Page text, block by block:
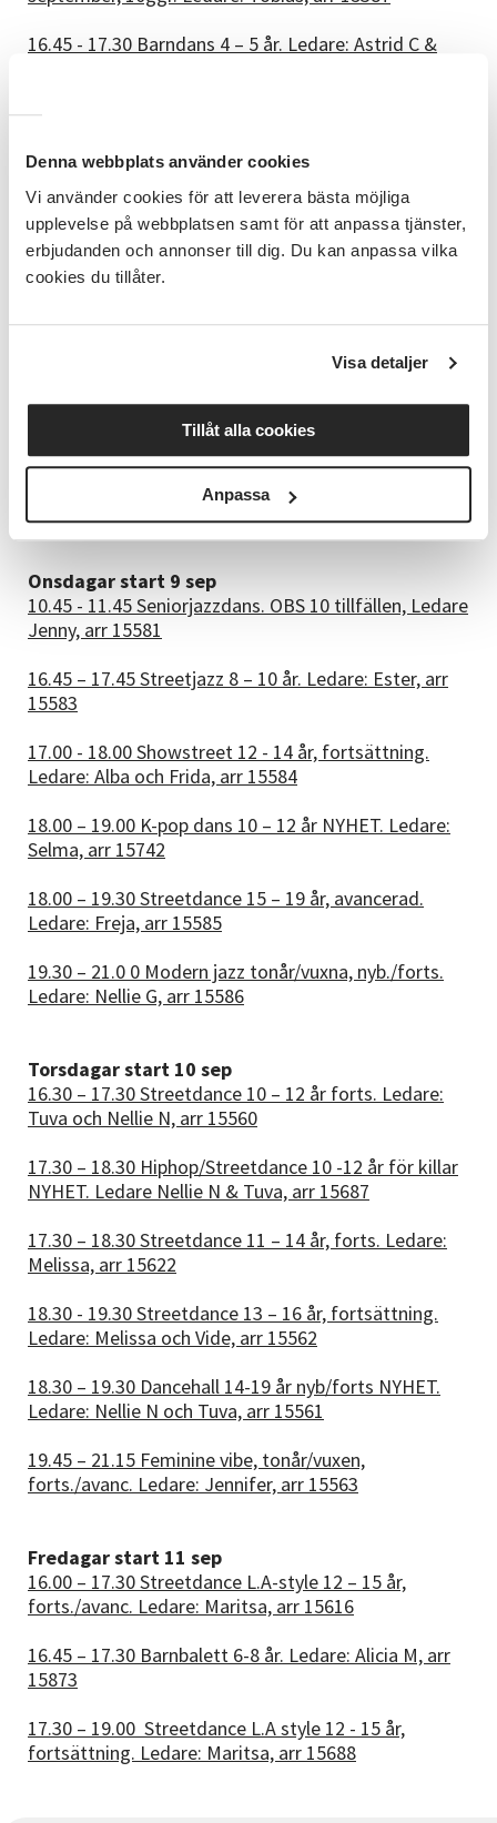
Denna webbplats använder cookies
Vi använder cookies för att leverera bästa möjliga
upplevelse på webbplatsen samt för att anpassa tjänster,
erbjudanden och annonser till dig. Du kan anpassa vilka
cookies du tillåter.
Visa detaljer
Tillåt alla cookies
Anpassa
16.45 - 17.30 Barndans 4 – 5 år. Ledare: Astrid C &
17.00 – 18.00 Hiphop/Streetdance 7 – 9 år för killar
17.30 - 18.15 Showkids 6 - 7 år (barndans). Ledare:
Agnes och Milia, arr 15680
18.15 - 19.15 Showjazz 8 - 10 år, forts. Ledare: Tuva
och Nellie, arr 15577
19.30 – 20.30 Dance Fusion nyb./forts. Vuxna. Ledare
Hanna Klang, arr 15580
19.30 - 20.30 Hiphop 14 - 19 år, nyb. NYHET Ledare:
Astrid C och Livia, arr 15999
Onsdagar start 9 sep
10.45 - 11.45 Seniorjazzdans. OBS 10 tillfällen, Ledare
Jenny, arr 15581
16.45 – 17.45 Streetjazz 8 – 10 år. Ledare: Ester, arr
15583
17.00 - 18.00 Showstreet 12 - 14 år, fortsättning.
Ledare: Alba och Frida, arr 15584
18.00 – 19.00 K-pop dans 10 – 12 år NYHET. Ledare:
Selma, arr 15742
18.00 – 19.30 Streetdance 15 – 19 år, avancerad.
Ledare: Freja, arr 15585
19.30 – 21.0 0 Modern jazz tonår/vuxna, nyb./forts.
Ledare: Nellie G, arr 15586
Torsdagar start 10 sep
16.30 – 17.30 Streetdance 10 – 12 år forts. Ledare:
Tuva och Nellie N, arr 15560
17.30 – 18.30 Hiphop/Streetdance 10 -12 år för killar
NYHET. Ledare Nellie N & Tuva, arr 15687
17.30 – 18.30 Streetdance 11 – 14 år, forts. Ledare:
Melissa, arr 15622
18.30 - 19.30 Streetdance 13 – 16 år, fortsättning.
Ledare: Melissa och Vide, arr 15562
18.30 – 19.30 Dancehall 14-19 år nyb/forts NYHET.
Ledare: Nellie N och Tuva, arr 15561
19.45 – 21.15 Feminine vibe, tonår/vuxen,
forts./avanc. Ledare: Jennifer, arr 15563
Fredagar start 11 sep
16.00 – 17.30 Streetdance L.A-style 12 – 15 år,
forts./avanc. Ledare: Maritsa, arr 15616
16.45 – 17.30 Barnbalett 6-8 år. Ledare: Alicia M, arr
15873
17.30 – 19.00 Streetdance L.A style 12 - 15 år,
fortsättning. Ledare: Maritsa, arr 15688